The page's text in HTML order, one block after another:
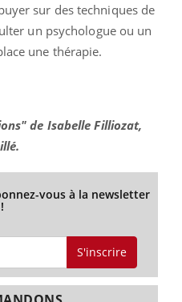
sur des techniques de
un psychologue ou un
une thérapie.
de Isabelle Filliozat,
vous à la newsletter
!
S'inscrire